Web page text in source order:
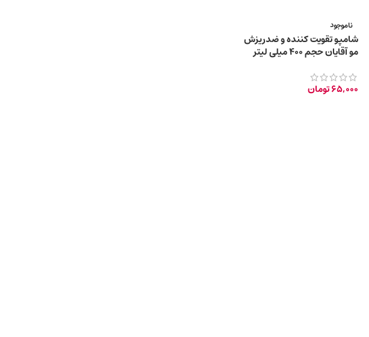
ناموجود
شامپو تقویت کننده و ضدریزش
مو آقایان حجم ۴۰۰ میلی لیتر
65,000تومان